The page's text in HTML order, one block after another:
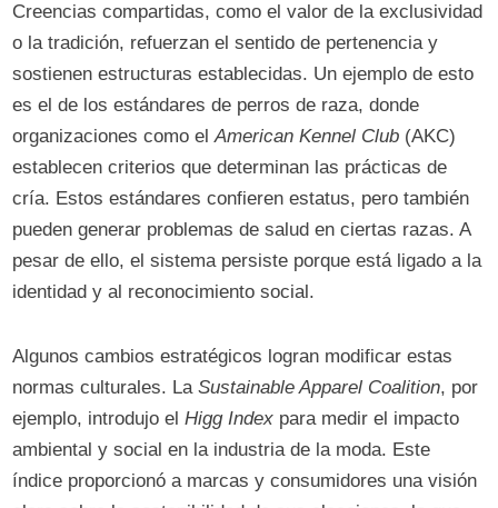
Creencias compartidas, como el valor de la exclusividad
o la tradición, refuerzan el sentido de pertenencia y
sostienen estructuras establecidas. Un ejemplo de esto
es el de los estándares de perros de raza, donde
organizaciones como elAmerican Kennel Club (AKC)
establecen criterios que determinan las prácticas de
cría. Estos estándares confieren estatus, pero también
pueden generar problemas de salud en ciertas razas. A
pesar de ello, el sistema persiste porque está ligado a la
identidad y al reconocimiento social.
Algunos cambios estratégicos logran modificar estas
normas culturales. LaSustainable Apparel Coalition, por
ejemplo, introdujo elHigg Index para medir el impacto
ambiental y social en la industria de la moda. Este
índice proporcionó a marcas y consumidores una visión